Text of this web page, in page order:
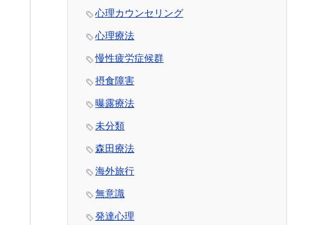
心理カウンセリング
心理療法
慢性疲労症候群
摂食障害
曝露療法
未分類
森田療法
海外旅行
無意識
発達心理